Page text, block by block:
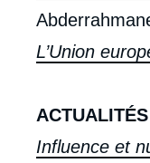
L’Union
ACTUALITÉS
Influence et